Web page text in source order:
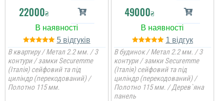
22000₴
5
В квартиру / Метал 2.2 мм. / 3
контури / замки Securemme
(Італія) сейфовий та під
циліндр (перекодований) /
Полотно 115 мм.
49000₴
1
В будинок / Метал 2.2 мм. / 3
контури / замки Securemme
(Італія) сейфовий та під
циліндр (перекодований) /
Полотно 115 мм. / Дерев`яна
панель